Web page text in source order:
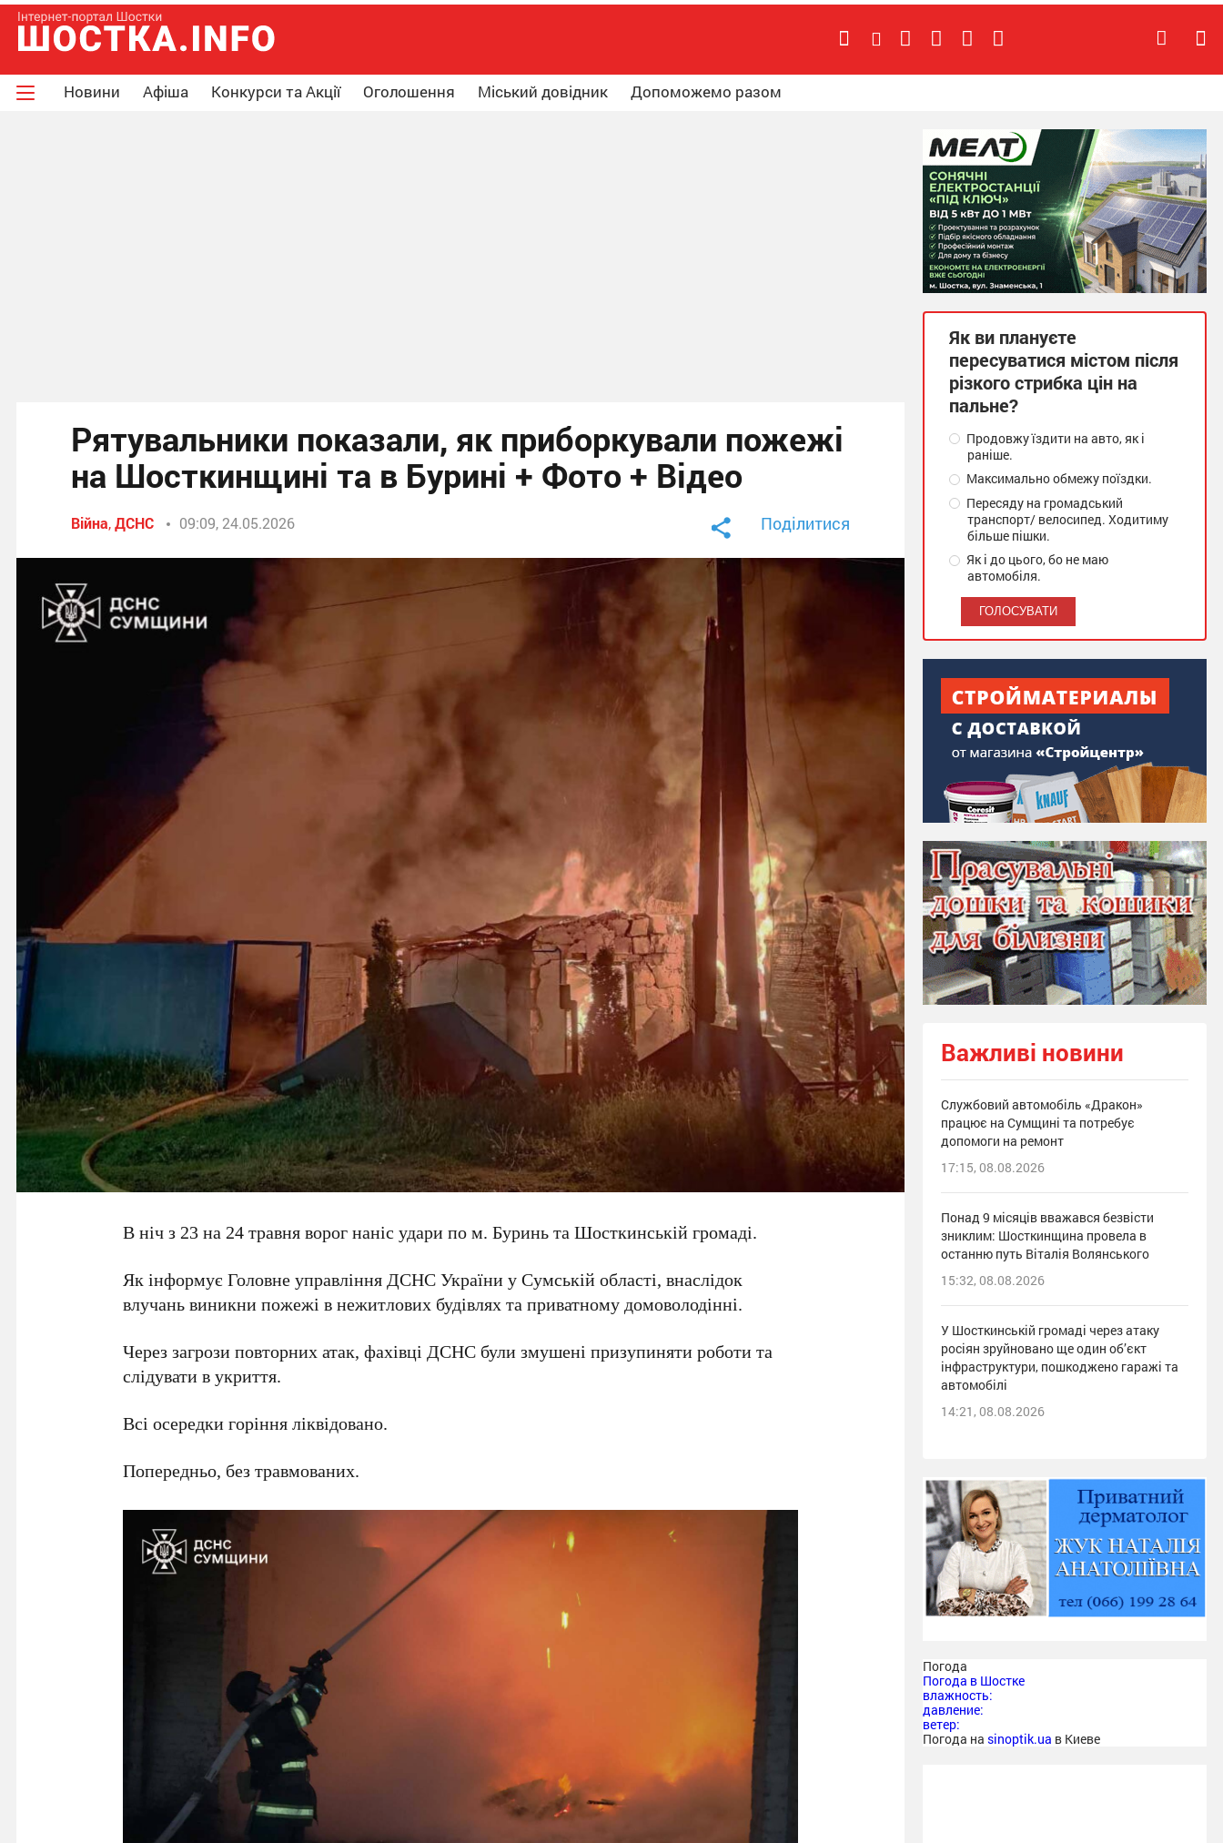
Новини Афіша Конкурси та Акції Оголошення Міський довідник Допоможемо разом
Рятувальники показали, як приборкували пожежі
на Шосткинщині та в Бурині + Фото + Відео
Війна,ДСНС 09:09, 24.05.2026 Поділитися
В ніч з 23 на 24 травня ворог наніс удари по м. Буринь та Шосткинській громаді.
Як інформує Головне управління ДСНС України у Сумській області, внаслідок
влучань виникни пожежі в нежитлових будівлях та приватному домоволодінні.
Через загрози повторних атак, фахівці ДСНС були змушені призупиняти роботи та
слідувати в укриття.
Всі осередки горіння ліквідовано.
Попередньо, без травмованих.
Як ви плануєте
пересуватися містом після
різкого стрибка цін на
пальне?
Продовжу їздити на авто, як і
раніше.
Максимально обмежу поїздки.
Пересяду на громадський
транспорт/ велосипед. Ходитиму
більше пішки.
Як і до цього, бо не маю
автомобіля.
Важливі новини
Службовий автомобіль «Дракон»
працює на Сумщині та потребує
допомоги на ремонт
17:15, 08.08.2026
Понад 9 місяців вважався безвісти
зниклим: Шосткинщина провела в
останню путь Віталія Волянського
15:32, 08.08.2026
У Шосткинській громаді через атаку
росіян зруйновано ще один об’єкт
інфраструктури, пошкоджено гаражі та
автомобілі
14:21, 08.08.2026
Погода
Погода в Шостке
влажность:
давление:
ветер:
Погода на sinoptik.ua в Киеве